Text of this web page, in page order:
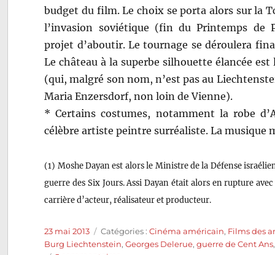
budget du film. Le choix se porta alors sur la
l’invasion soviétique (fin du Printemps de
projet d’aboutir. Le tournage se déroulera
Le château à la superbe silhouette élancée
(qui, malgré son nom, n’est pas au
Maria Enzersdorf, non loin de Vienne).
* Certains costumes, notamment la robe
célèbre artiste peintre surréaliste. La musique
(1) Moshe Dayan est alors le Ministre de la Défense
guerre des Six Jours. Assi Dayan était alors en rupture
carrière d’acteur, réalisateur et producteur.
Publié
le
23 mai 2013 Catégories
Catégories :Cinéma américain, Films des
Burg Liechtenstein,Georges Delerue,guerre de Cent Ans